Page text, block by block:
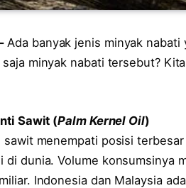
Ada banyak jenis minyak nabati
saja minyak nabati tersebut?
Sawit (Palm Kernel Oil)
sawit menempati posisi
di dunia. Volume konsumsinya
Indonesia dan Malaysia